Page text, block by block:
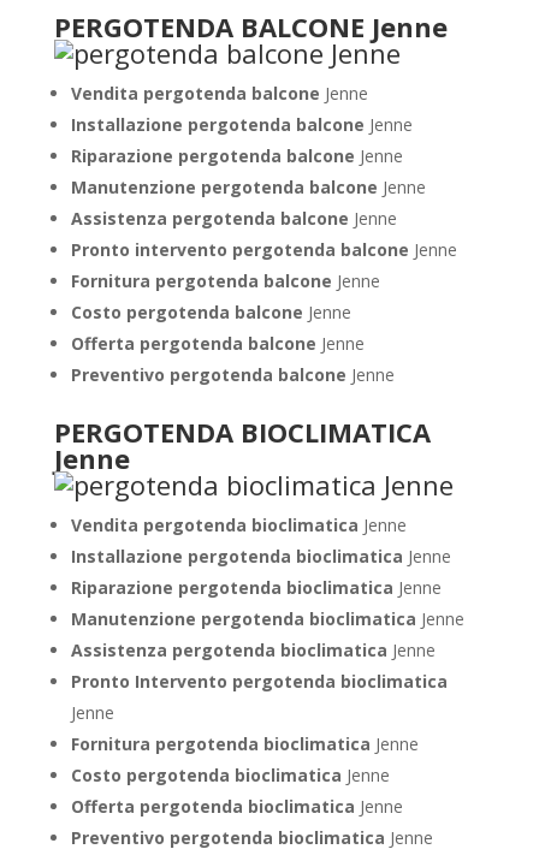
PERGOTENDA BALCONE Jenne
Vendita pergotenda balcone Jenne
Installazione pergotenda balcone Jenne
Riparazione pergotenda balcone Jenne
Manutenzione pergotenda balcone Jenne
Assistenza pergotenda balcone Jenne
Pronto intervento pergotenda balcone Jenne
Fornitura pergotenda balcone Jenne
Costo pergotenda balcone Jenne
Offerta pergotenda balcone Jenne
Preventivo pergotenda balcone Jenne
PERGOTENDA BIOCLIMATICA
Jenne
Vendita pergotenda bioclimatica Jenne
Installazione pergotenda bioclimatica Jenne
Riparazione pergotenda bioclimatica Jenne
Manutenzione pergotenda bioclimatica Jenne
Assistenza pergotenda bioclimatica Jenne
Pronto Intervento pergotenda bioclimatica
Jenne
Fornitura pergotenda bioclimatica Jenne
Costo pergotenda bioclimatica Jenne
Offerta pergotenda bioclimatica Jenne
Preventivo pergotenda bioclimatica Jenne